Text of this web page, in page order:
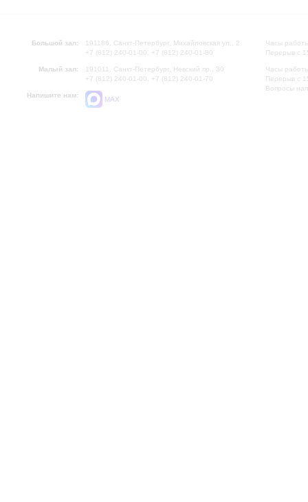
Большой зал:
191186, Санкт-Петербург, Михайловская ул., 2
+7 (812) 240-01-00, +7 (812) 240-01-80
Малый зал:
191011, Санкт-Петербург, Невский пр., 30
+7 (812) 240-01-00, +7 (812) 240-01-70
Напишите нам:
MAX
Часы
Перерыв с
Часы
Перерыв с
Вопросы